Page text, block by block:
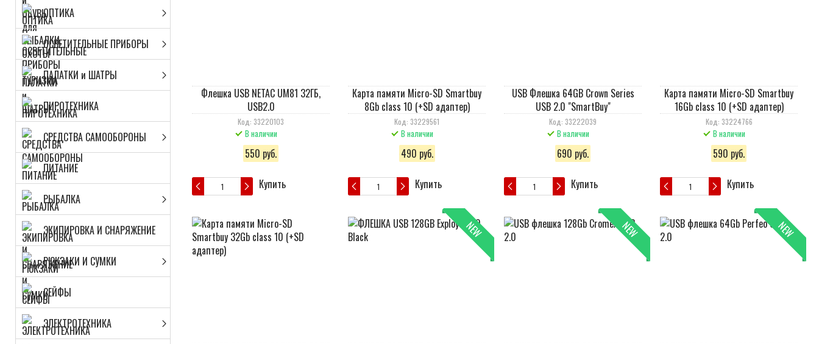
ОПТИКА
ОСВЕТИТЕЛЬНЫЕ ПРИБОРЫ
ПАЛАТКИ и ШАТРЫ
ПИРОТЕХНИКА
СРЕДСТВА САМООБОРОНЫ
ПИТАНИЕ
РЫБАЛКА
ЭКИПИРОВКА И СНАРЯЖЕНИЕ
РЮКЗАКИ И СУМКИ
СЕЙФЫ
ЭЛЕКТРОТЕХНИКА
Флешка USB NETAC UM81 32ГБ,
USB2.0
Код: 33220103
В наличии
550 руб.
Купить
Карта памяти Micro-SD Smartbuy
8Gb class 10 (+SD адаптер)
Код: 33229561
В наличии
490 руб.
Купить
USB Флешка 64GB Crown Series
USB 2.0 "SmartBuy"
Код: 33222039
В наличии
690 руб.
Купить
Карта памяти Micro-SD Smartbuy
16Gb class 10 (+SD адаптер)
Код: 33224766
В наличии
590 руб.
Купить
NEW NEW NEW